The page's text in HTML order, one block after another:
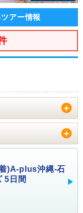
アー情報
)A-plus沖縄-石
5日間